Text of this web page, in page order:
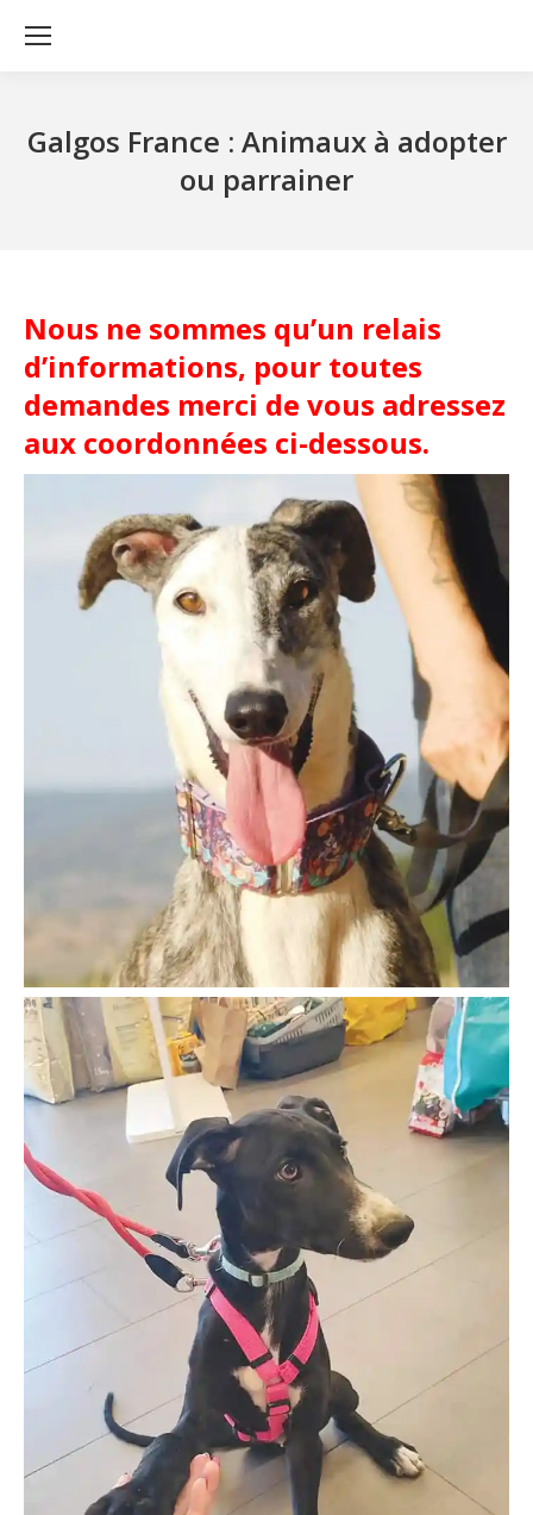
Galgos France : Animaux à adopter
ou parrainer
Nous ne sommes qu’un relais
d’informations, pour toutes
demandes merci de vous adressez
aux coordonnées ci-dessous.